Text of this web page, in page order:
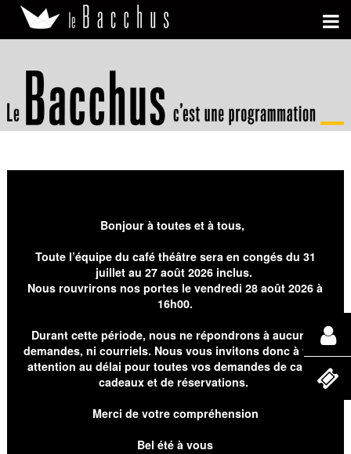
Bonjour à toutes et à tous,
Toute l’équipe du café théâtre sera en congés du 31
juillet au 27 août 2026 inclus.
Nous rouvrirons nos portes le vendredi 28 août 2026 à
16h00.
Durant cette période, nous ne répondrons à aucunes
demandes, ni courriels. Nous vous invitons donc à faire
attention au délai pour toutes vos demandes de cartes
cadeaux et de réservations.
Merci de votre compréhension
Bel été à vous